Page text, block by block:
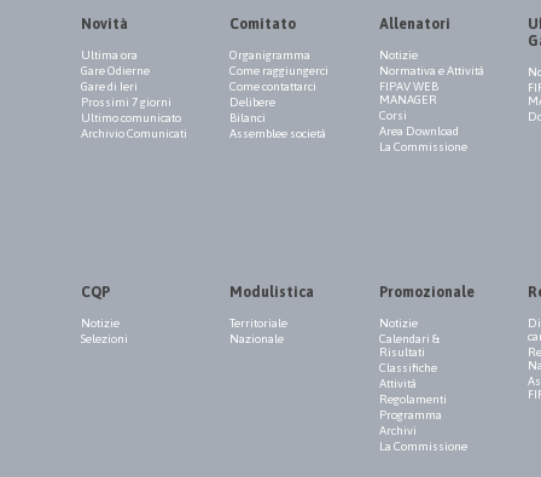
Novità
Ultima ora
Gare Odierne
Gare di Ieri
Prossimi 7 giorni
Ultimo comunicato
Archivio Comunicati
Comitato
Organigramma
Come raggiungerci
Come contattarci
Delibere
Bilanci
Assemblee società
Allenatori
Notizie
Normativa e Attività
FIPAV WEB
MANAGER
Corsi
Area Download
La Commissione
CQP
Notizie
Selezioni
Modulistica
Territoriale
Nazionale
Promozionale
Notizie
Calendari &
Risultati
Classifiche
Attività
Regolamenti
Programma
Archivi
La Commissione